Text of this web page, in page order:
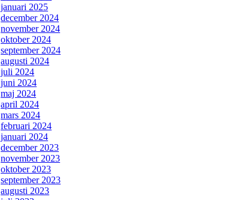
januari 2025
december 2024
november 2024
oktober 2024
september 2024
augusti 2024
juli 2024
juni 2024
maj 2024
april 2024
mars 2024
februari 2024
januari 2024
december 2023
november 2023
oktober 2023
september 2023
augusti 2023